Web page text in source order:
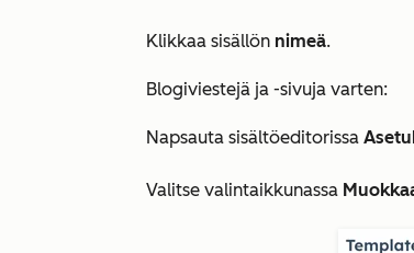
Klikkaa sisällön nimeä.
Blogiviestejä ja -sivuja varten:
Napsauta sisältöeditorissa
Valitse valintaikkunassa